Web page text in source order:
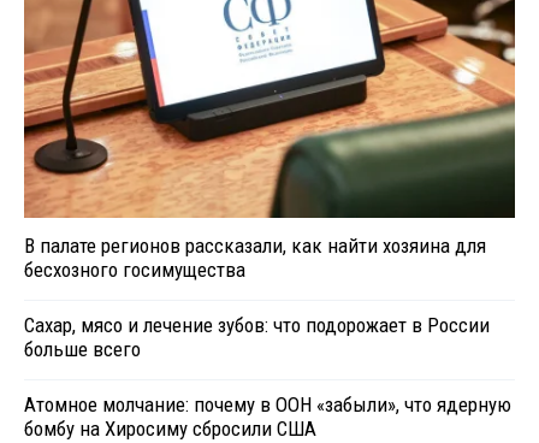
В палате регионов рассказали, как найти хозяина для
бесхозного госимущества
Сахар, мясо и лечение зубов: что подорожает в России
больше всего
Атомное молчание: почему в ООН «забыли», что ядерную
бомбу на Хиросиму сбросили США